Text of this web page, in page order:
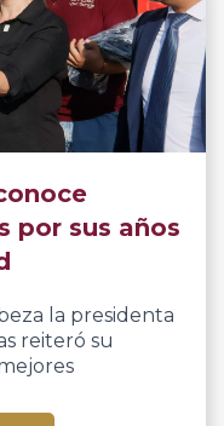
por sus años
la presidenta
reiteró su